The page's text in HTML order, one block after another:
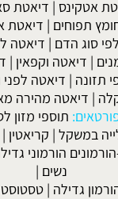
אטקינס | דיאטת
תפוחים | דיאטת
סוג הדם | דיאטה
| דיאטה וקפאין |
תזונה | דיאטה לפני
| דיאטה מהירה
תוספי מזון
במשקל | קריאטין |
הורמוני
נשים |
גדילה |